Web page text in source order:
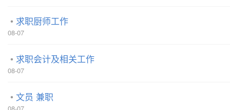
求职厨师工作
08-07
求职会计及相关工作
08-07
文员 兼职